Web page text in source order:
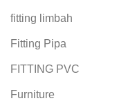
fitting limbah
Fitting Pipa
FITTING PVC
Furniture